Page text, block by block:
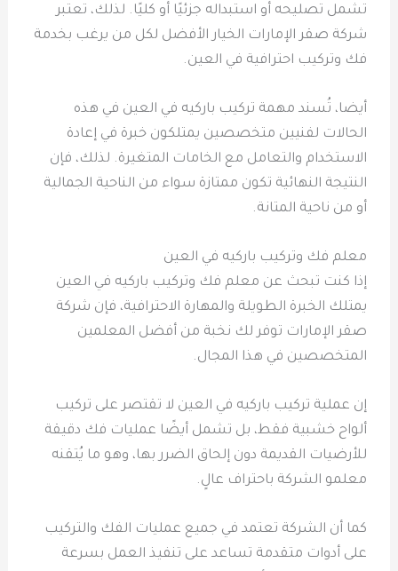
تشمل تصليحه أو استبداله جزئيًا أو كليًا. لذلك، تعتبر
شركة صقر الإمارات الخيار الأفضل لكل من يرغب بخدمة
فك وتركيب احترافية في العين.
أيضا، تُسند مهمة تركيب باركيه في العين في هذه
الحالات لفنيين متخصصين يمتلكون خبرة في إعادة
الاستخدام والتعامل مع الخامات المتغيرة. لذلك، فإن
النتيجة النهائية تكون ممتازة سواء من الناحية الجمالية
أو من ناحية المتانة.
معلم فك وتركيب باركيه في العين
إذا كنت تبحث عن معلم فك وتركيب باركيه في العين
يمتلك الخبرة الطويلة والمهارة الاحترافية، فإن شركة
صقر الإمارات توفر لك نخبة من أفضل المعلمين
المتخصصين في هذا المجال.
إن عملية تركيب باركيه في العين لا تقتصر على تركيب
ألواح خشبية فقط، بل تشمل أيضًا عمليات فك دقيقة
للأرضيات القديمة دون إلحاق الضرر بها، وهو ما يُتقنه
معلمو الشركة باحتراف عالٍ.
كما أن الشركة تعتمد في جميع عمليات الفك والتركيب
على أدوات متقدمة تساعد على تنفيذ العمل بسرعة